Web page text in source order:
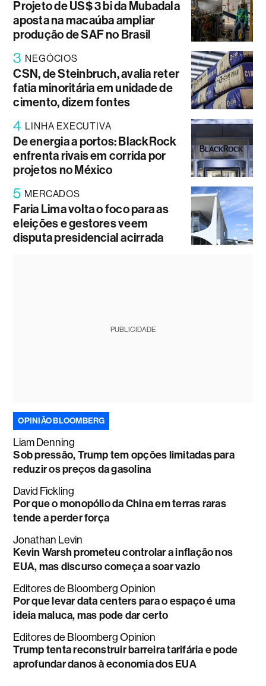
Projeto de US$ 3 bi da Mubadala
aposta na macaúba ampliar
produção de SAF no Brasil
3 NEGÓCIOS
CSN, de Steinbruch, avalia reter
fatia minoritária em unidade de
cimento, dizem fontes
4 LINHA EXECUTIVA
De energia a portos: BlackRock
enfrenta rivais em corrida por
projetos no México
5 MERCADOS
Faria Lima volta o foco para as
eleições e gestores veem
disputa presidencial acirrada
PUBLICIDADE
OPINIÃO BLOOMBERG
Liam Denning
Sob pressão, Trump tem opções limitadas para
reduzir os preços da gasolina
David Fickling
Por que o monopólio da China em terras raras
tende a perder força
Jonathan Levin
Kevin Warsh prometeu controlar a inflação nos
EUA, mas discurso começa a soar vazio
Editores de Bloomberg Opinion
Por que levar data centers para o espaço é uma
ideia maluca, mas pode dar certo
Editores de Bloomberg Opinion
Trump tenta reconstruir barreira tarifária e pode
aprofundar danos à economia dos EUA